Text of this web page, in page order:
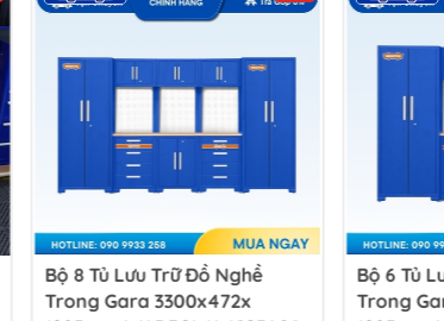
Bộ 6 Tủ Lưu Trữ Đồ Nghề
Trong Gara 700x472x
Tủ Đồ
Hộc Kéo